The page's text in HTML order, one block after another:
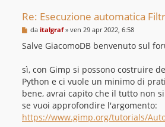
Re: Esecuzione automatica
M
s
s
g
i
o
da italgraf» ven 29 apr 2022, 6:58
Salve GiacomoDB benvenuto sul
sì, con Gimp si possono costruire
Python e ci vuole un minimo di
bene, avrai capito che il tutto non
se vuoi approfondire l'argomento:
https://www.gimp.org/tutorials/